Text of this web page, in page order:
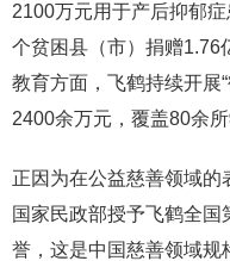
2100万元用于产后抑郁
个贫困县（市）捐赠1.76
教育方面，飞鹤持续开展
2400余万元，覆盖80余
正因为在公益慈善领域的
国家民政部授予飞鹤全国
誉，这是中国慈善领域规